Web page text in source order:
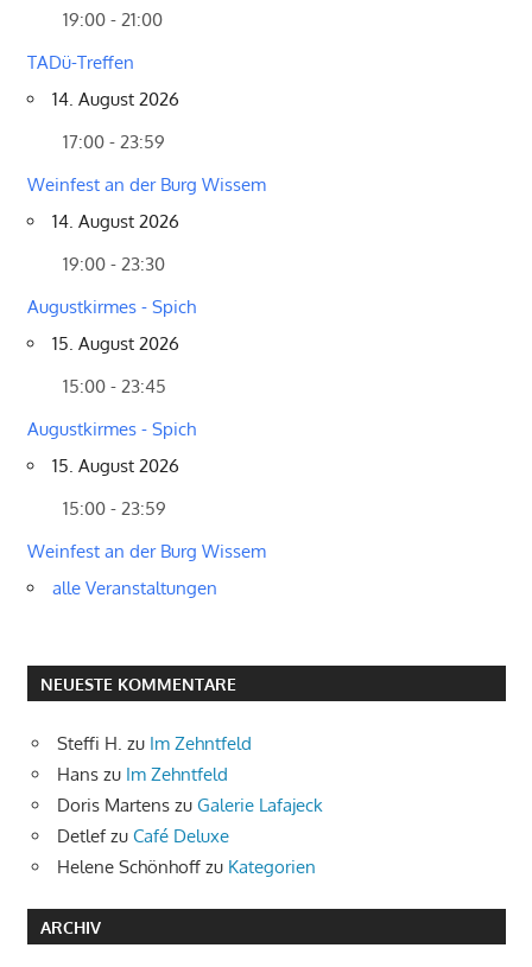
19:00 - 21:00
TADü-Treffen
14. August 2026
17:00 - 23:59
Weinfest an der Burg Wissem
14. August 2026
19:00 - 23:30
Augustkirmes - Spich
15. August 2026
15:00 - 23:45
Augustkirmes - Spich
15. August 2026
15:00 - 23:59
Weinfest an der Burg Wissem
alle Veranstaltungen
NEUESTE KOMMENTARE
Steffi H. zu Im Zehntfeld
Hans zu Im Zehntfeld
Doris Martens zu Galerie Lafajeck
Detlefzu Café Deluxe
Helene Schönhoff zu Kategorien
ARCHIV